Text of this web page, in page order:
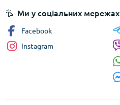
Ми у соціальних мережах
Facebook
Instagram